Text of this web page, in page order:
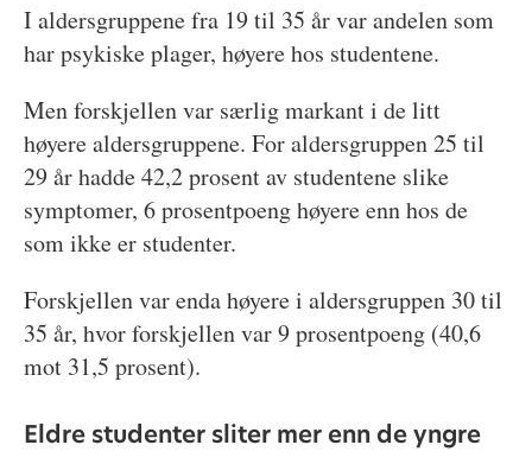
I aldersgruppene fra 19 til 35 år var andelen som
har psykiske plager, høyere hos studentene.
Men forskjellen var særlig markant i de litt
høyere aldersgruppene. For aldersgruppen 25 til
29 år hadde 42,2 prosent av studentene slike
symptomer, 6 prosentpoeng høyere enn hos de
som ikke er studenter.
Forskjellen var enda høyere i aldersgruppen 30 til
35 år, hvor forskjellen var 9 prosentpoeng (40,6
mot 31,5 prosent).
Eldre studenter sliter mer enn de yngre